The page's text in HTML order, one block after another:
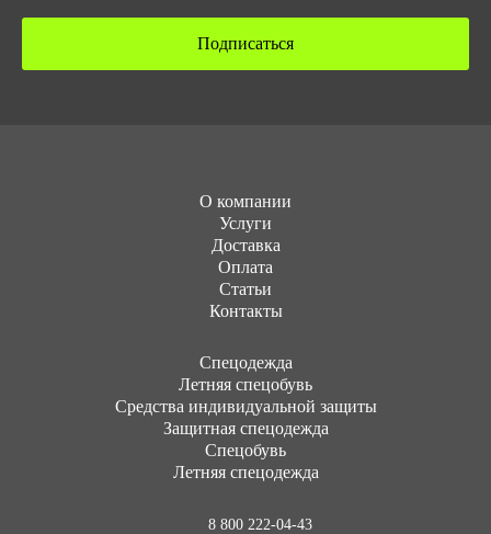
Подписаться
О компании
Услуги
Доставка
Оплата
Статьи
Контакты
Cпецодежда
Летняя спецобувь
Средства индивидуальной защиты
Защитная спецодежда
Спецобувь
Летняя спецодежда
8 800 222-04-43